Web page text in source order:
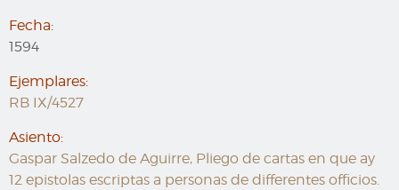
Fecha:
1594
Ejemplares:
RB IX/4527
Asiento:
Gaspar Salzedo de Aguirre, Pliego de cartas en que ay
12 epistolas escriptas a personas de differentes officios.